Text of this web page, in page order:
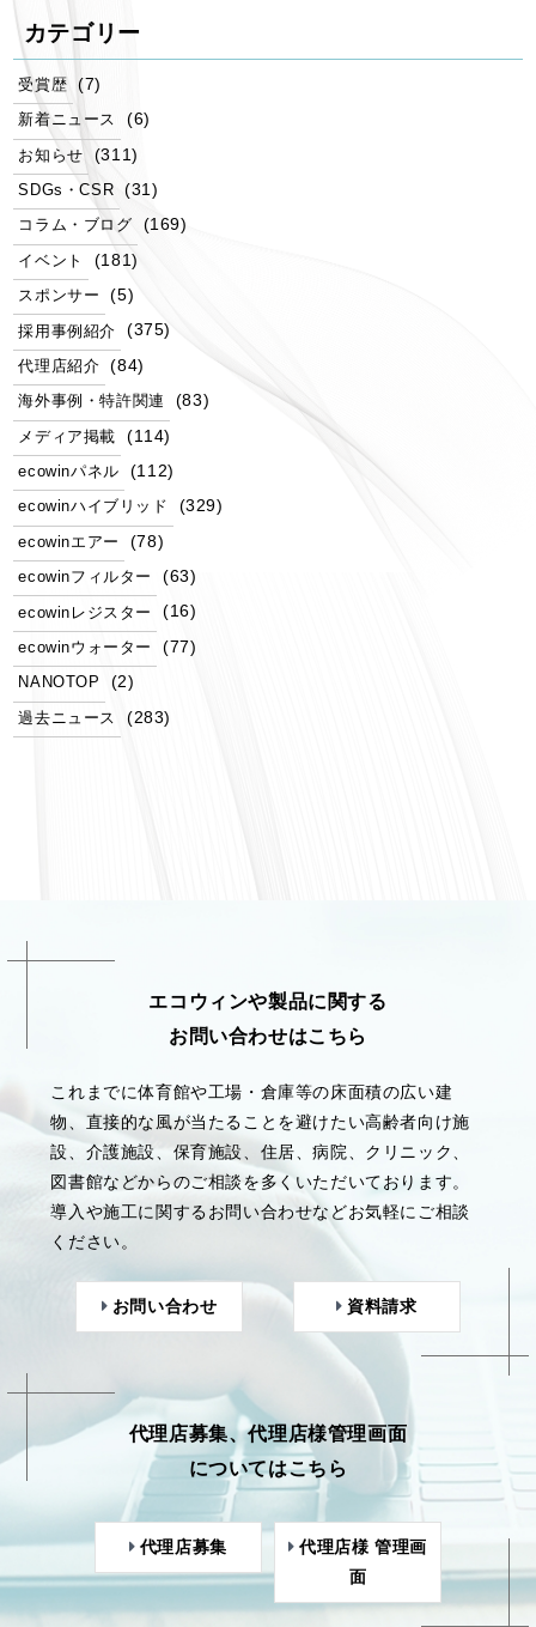
カテゴリー
受賞歴 (7)
新着ニュース (6)
お知らせ (311)
SDGs・CSR (31)
コラム・ブログ (169)
イベント (181)
スポンサー (5)
採用事例紹介 (375)
代理店紹介 (84)
海外事例・特許関連 (83)
メディア掲載 (114)
ecowinパネル (112)
ecowinハイブリッド (329)
ecowinエアー (78)
ecowinフィルター (63)
ecowinレジスター (16)
ecowinウォーター (77)
NANOTOP (2)
過去ニュース (283)
エコウィンや製品に関する
お問い合わせはこちら
これまでに体育館や工場・倉庫等の床面積の広い建
物、直接的な風が当たることを避けたい高齢者向け施
設、介護施設、保育施設、住居、病院、クリニック、
図書館などからのご相談を多くいただいております。
導入や施工に関するお問い合わせなどお気軽にご相談
ください。
お問い合わせ 資料請求
代理店募集、代理店様管理画面
についてはこちら
代理店募集
代理店様 管理画
面